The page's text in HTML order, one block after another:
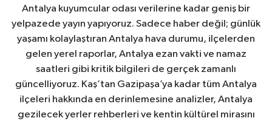
Antalya kuyumcular odası verilerine kadar geniş bir
yelpazede yayın yapıyoruz. Sadece haber değil; günlük
yaşamı kolaylaştıran Antalya hava durumu, ilçelerden
gelen yerel raporlar, Antalya ezan vakti ve namaz
saatleri gibi kritik bilgileri de gerçek zamanlı
güncelliyoruz. Kaş’tan Gazipaşa’ya kadar tüm Antalya
ilçeleri hakkında en derinlemesine analizler, Antalya
gezilecek yerler rehberleri ve kentin kültürel mirasını